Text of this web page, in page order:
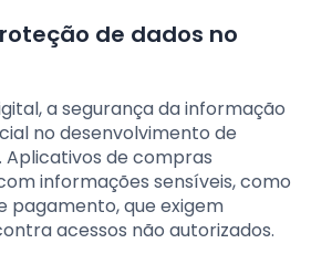
de dados no
a segurança da informação
no desenvolvimento de
Aplicativos de compras
informações sensíveis, como
pagamento, que exigem
acessos não autorizados.